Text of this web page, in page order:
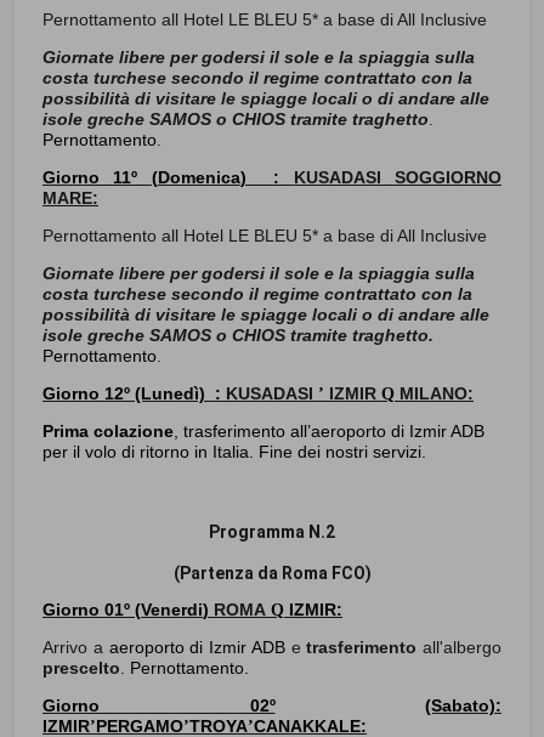
Pernottamento all Hotel LE BLEU 5* a base di All Inclusive
Giornate libere per godersi il sole e la spiaggia sulla
costa turchese secondo il regime contrattato con la
possibilità di visitare le spiagge locali o di andare alle
isole greche SAMOS o CHIOS tramite traghetto
Pernottamento
Giorno 11º (Domenica) : KUSADASI SOGGIORNO
MARE:
Pernottamento all Hotel LE BLEU 5* a base di All Inclusive
Giornate libere per godersi il sole e la spiaggia sulla
costa turchese secondo il regime contrattato con la
possibilità di visitare le spiagge locali o di andare alle
isole greche SAMOS o CHIOS tramite traghetto.
Pernottamento
Giorno 12º (Lunedì) : KUSADASI ’ IZMIR Q MILANO:
Prima colazione , trasferimento all’aeroporto di Izmir ADB
per il volo di ritorno in Italia. Fine dei nostri servizi.
Programma N.2
(Partenza da Roma FCO)
Giorno 01º (Venerdi) ROMA Q IZMIR:
Arrivo a aeroporto di Izmir ADB etrasferimento all'albergo
prescelto
Pernottamento.
Giorno 02º
(Sabato):
IZMIR’PERGAMO’TROYA’CANAKKALE: